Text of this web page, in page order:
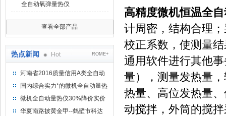
全自动氧弹量热仪
查看全部产品
热点新闻 Hot ROME+
河南省2016质量信用A类全自动
量热仪
国内综合实力*的微机全自动量热
仪制造企业
微机全自动量热仪30%降价实价
出售
华夏南路披黄金甲--鹤壁市科达
高精度微机恒温全
计周密，结构合理
校正系数，使测量
通用软件进行其他
量），测量发热量
热量、高位发热量
动搅拌，外筒的搅